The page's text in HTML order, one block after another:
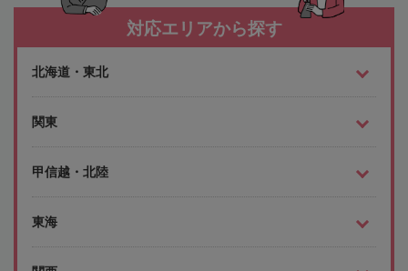
対応エリアから探す
北海道・東北
関東
甲信越・北陸
東海